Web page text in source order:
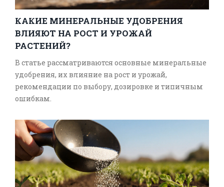
КАКИЕ МИНЕРАЛЬНЫЕ УДОБРЕНИЯ
ВЛИЯЮТ НА РОСТ И УРОЖАЙ
РАСТЕНИЙ?
В статье рассматриваются основные минеральные
удобрения, их влияние на рост и урожай,
рекомендации по выбору, дозировке и типичным
ошибкам.